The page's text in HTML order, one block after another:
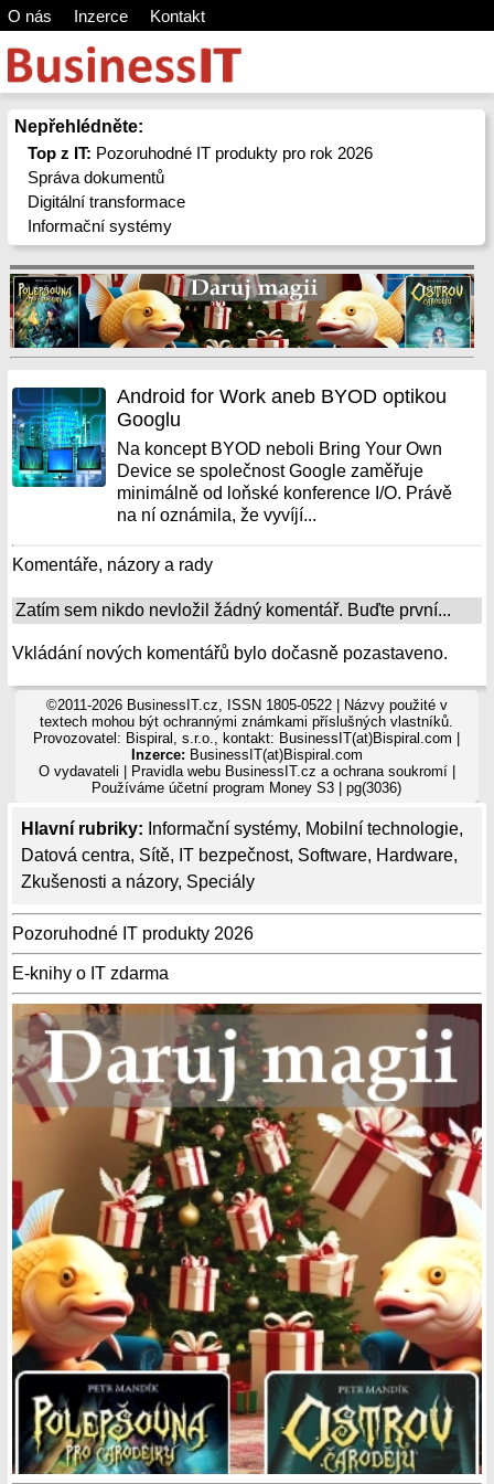
O nás Inzerce Kontakt
Nepřehlédněte:
Top z IT: Pozoruhodné IT produkty pro rok 2026
Správa dokumentů
Digitální transformace
Informační systémy
Hlavní rubriky: Informační systémy, Mobilní technologie,
Datová centra, Sítě, IT bezpečnost, Software, Hardware,
Zkušenosti a názory, Speciály
Pozoruhodné IT produkty 2026
E-knihy o IT zdarma
Android for Work aneb BYOD optikou
Googlu
Na koncept BYOD neboli Bring Your Own
Device se společnost Google zaměřuje
minimálně od loňské konference I/O. Právě
na ní oznámila, že vyvíjí...
Komentáře, názory a rady
Zatím sem nikdo nevložil žádný komentář. Buďte první...
Vkládání nových komentářů bylo dočasně pozastaveno.
©2011-2026 BusinessIT.cz, ISSN 1805-0522 | Názvy použité v
textech mohou být ochrannými známkami příslušných vlastníků.
Provozovatel: Bispiral, s.r.o., kontakt: BusinessIT(at)Bispiral.com |
Inzerce: BusinessIT(at)Bispiral.com
O vydavateli
Pravidla webu BusinessIT.cz a ochrana soukromí|
Používámeúčetní program Money S3 | pg(3036)